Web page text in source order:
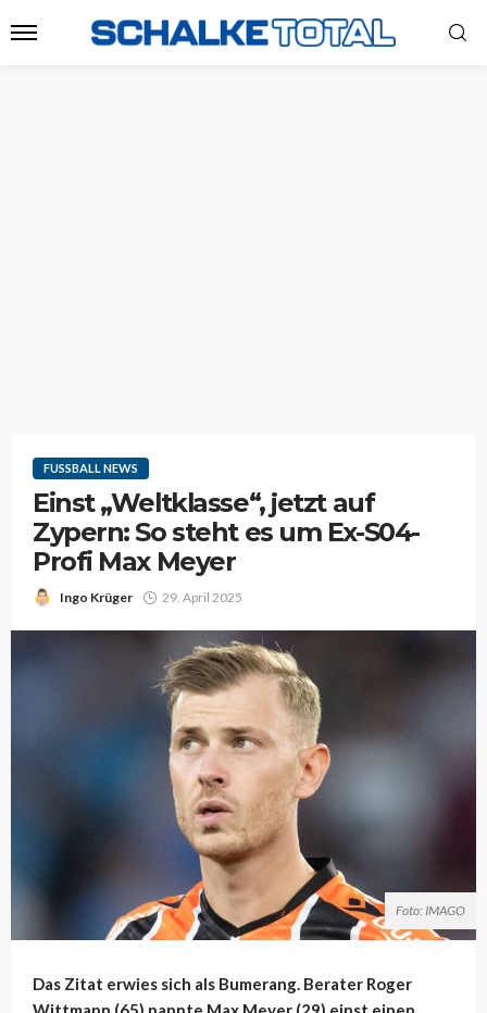
FUSSBALL NEWS
Einst „Weltklasse“, jetzt auf
Zypern: So steht es um Ex-S04-
Profi Max Meyer
Ingo Krüger 29. April 2025
Foto: IMAGO
Das Zitat erwies sich als Bumerang. Berater Roger